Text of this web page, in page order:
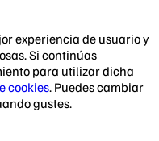
experiencia de usuario y
Si continúas
para utilizar dicha
cookies. Puedes cambiar
gustes.